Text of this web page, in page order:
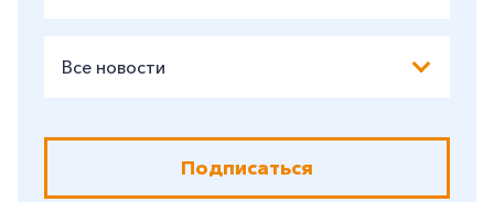
Все новости
Подписаться